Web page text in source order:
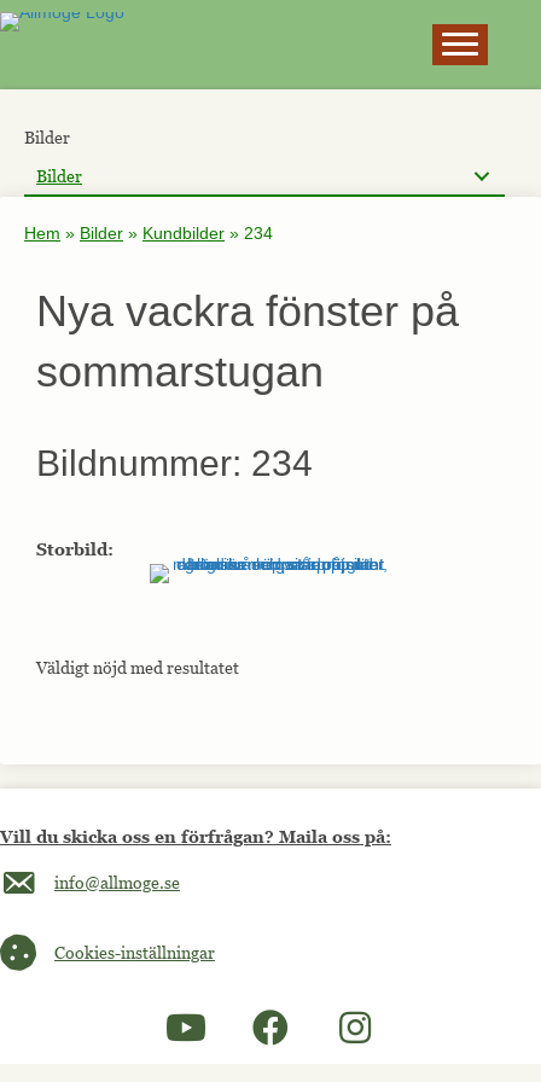
Bilder
Bilder
Hem » Bilder » Kundbilder » 234
Nya vackra fönster på
sommarstugan
Bildnummer: 234
Storbild:
Väldigt nöjd med resultatet
Vill du skicka oss en förfrågan? Maila oss på:
Maila oss på info@allmoge.se
info@allmoge.se
Cookies-inställningar
Cookies-inställningar